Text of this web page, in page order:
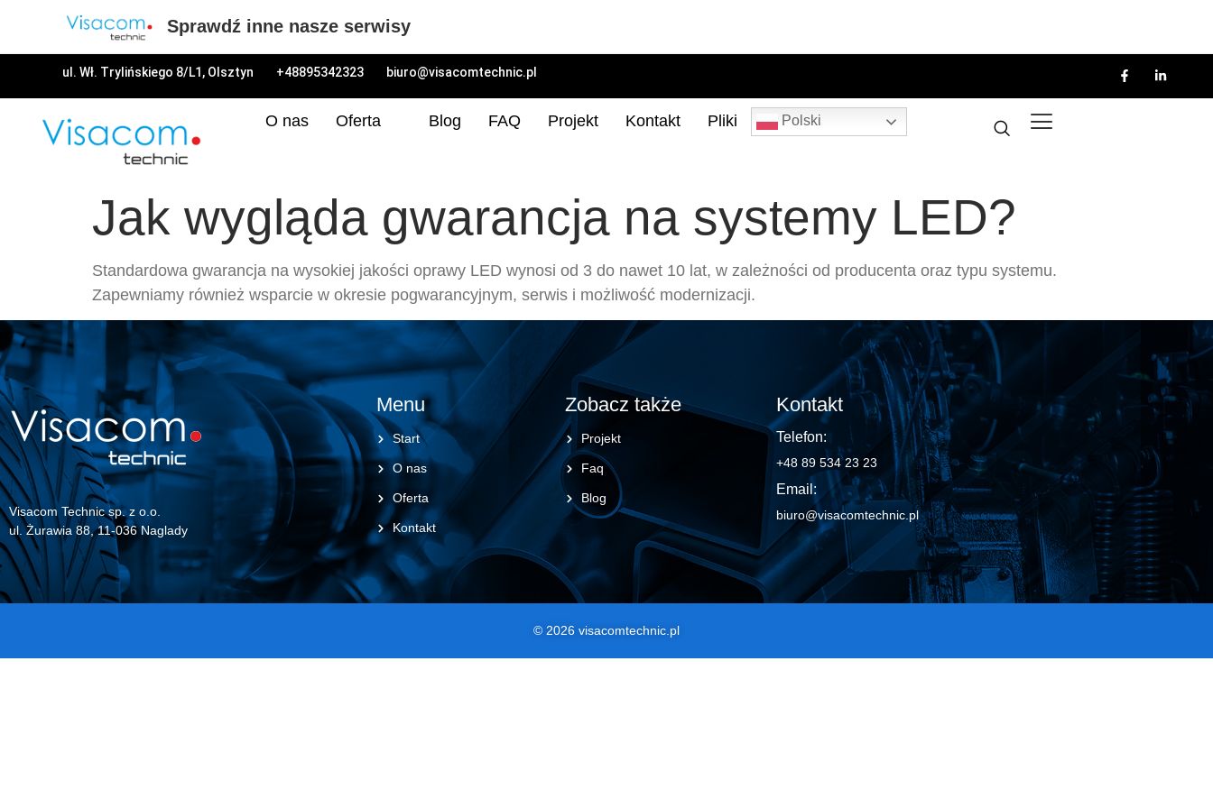
ul. Wł. Trylińskiego 8/L1, Olsztyn +48895342323 biuro@visacomtechnic.pl
O nas Oferta Blog FAQ Projekt Kontakt Pliki Polski
Jak wygląda gwarancja na systemy LED?
Standardowa gwarancja na wysokiej jakości oprawy LED wynosi od 3 do nawet 10 lat, w zależności od producenta oraz typu systemu.
Zapewniamy również wsparcie w okresie pogwarancyjnym, serwis i możliwość modernizacji.
Visacom Technic sp. z o.o.
ul. Żurawia 88, 11-036 Naglady
Menu
Start
O nas
Oferta
Kontakt
Zobacz także
Projekt
Faq
Blog
Kontakt
Telefon:
+48 89 534 23 23
Email:
biuro@visacomtechnic.pl
© 2026 visacomtechnic.pl
Sprawdź inne nasze serwisy